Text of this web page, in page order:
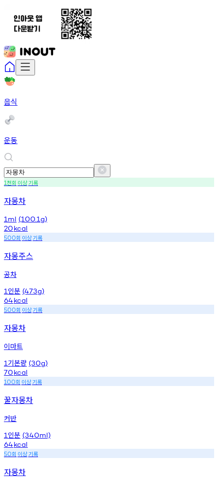
음식
운동
1천회 이상기록
자몽차
1ml (100.1g)
20kcal
500회 이상기록
자몽주스
공차
1 인분 (473g)
64kcal
500회 이상기록
자몽차
이마트
1 기본량 (30g)
70kcal
100회 이상기록
꿀자몽차
커반
1 인분 (340ml)
64kcal
50회 이상기록
자몽차